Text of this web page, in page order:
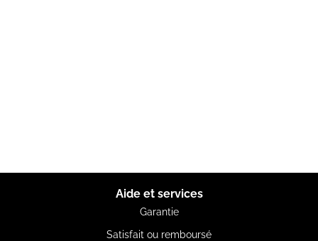
Aide et services
Garantie
Satisfait ou remboursé